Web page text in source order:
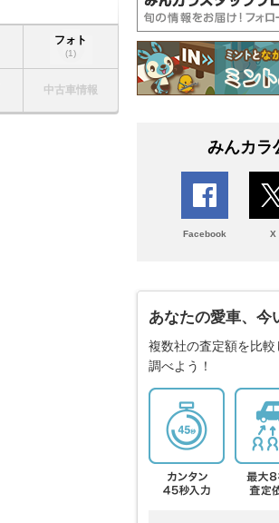
フォト
(1)
中古車情報
みんカラ
Facebook X
あなたの愛車、今
複数社の査定額を比
調べよう！